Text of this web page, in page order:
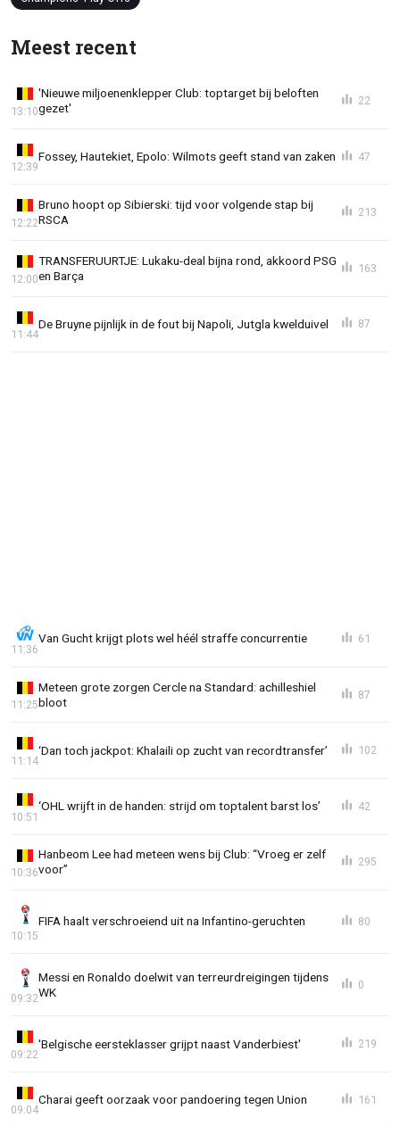
Meest recent
'Nieuwe miljoenenklepper Club: toptarget bij beloften
gezet'
13:10
22
Fossey, Hautekiet, Epolo: Wilmots geeft stand van zaken
12:39
47
Bruno hoopt op Sibierski: tijd voor volgende stap bij
RSCA
12:22
213
TRANSFERUURTJE: Lukaku-deal bijna rond, akkoord PSG
en Barça
12:00
163
De Bruyne pijnlijk in de fout bij Napoli, Jutgla kwelduivel
11:44
87
Van Gucht krijgt plots wel héél straffe concurrentie
11:36
61
Meteen grote zorgen Cercle na Standard: achilleshiel
bloot
11:25
87
‘Dan toch jackpot: Khalaili op zucht van recordtransfer’
11:14
102
‘OHL wrijft in de handen: strijd om toptalent barst los’
10:51
42
Hanbeom Lee had meteen wens bij Club: “Vroeg er zelf
voor”
10:36
295
FIFA haalt verschroeiend uit na Infantino-geruchten
10:15
80
Messi en Ronaldo doelwit van terreurdreigingen tijdens
WK
09:32
0
'Belgische eersteklasser grijpt naast Vanderbiest'
09:22
219
Charai geeft oorzaak voor pandoering tegen Union
09:04
161